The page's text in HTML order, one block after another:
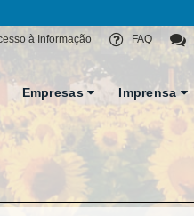
FAQ
à Informação
Empresas Imprensa